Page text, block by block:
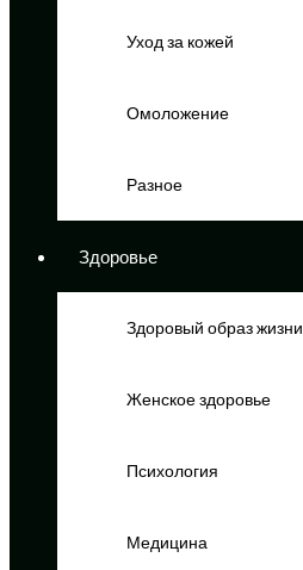
Уход за кожей
Омоложение
Разное
Здоровье
Здоровый образ жизни
Женское здоровье
Психология
Медицина